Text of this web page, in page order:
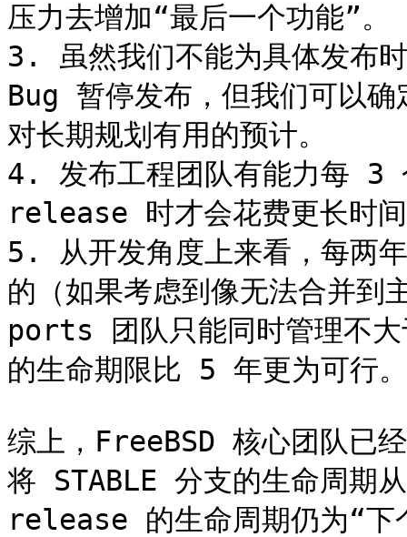
压力去增加“最后一个功能”。
3. 虽然我们不能为具体发布
Bug 暂停发布，但我们可以
对长期规划有用的预计。
4. 发布工程团队有能力每
release 时才会花费更长时
5. 从开发角度上来看，每
的（如果考虑到像无法合并到
ports 团队只能同时管理不
的生命期限比 5 年更为可行。
综上，FreeBSD 核心团队已
将 STABLE 分支的生命周
release 的生命周期仍为“